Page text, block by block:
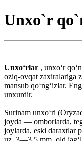
Unxo`r
Unxoʻrlar , unxoʻr
oziq-ovqat zaxiralariga
mansub qoʻngʻizlar.
unxurdir.
Surinam unxoʻri
joyda — omborlarda,
joylarda, eski daraxtlar